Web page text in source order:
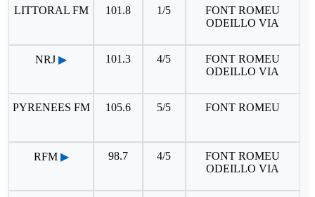
LITTORAL FM 101.8 1/5
FONT ROMEU
ODEILLO VIA
NRJ ▶ 101.3 4/5
FONT ROMEU
ODEILLO VIA
PYRENEES FM 105.6 5/5 FONT ROMEU
RFM ▶ 98.7 4/5
FONT ROMEU
ODEILLO VIA